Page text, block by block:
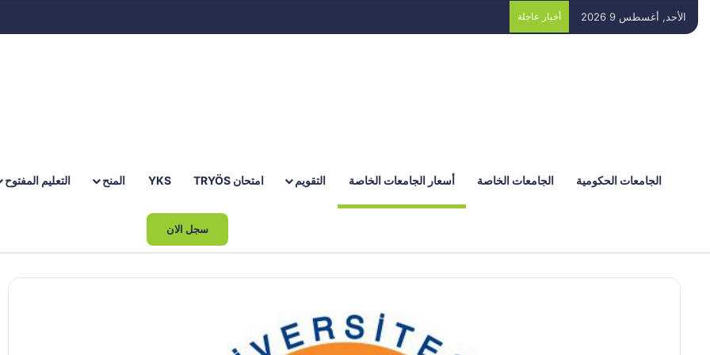
الأحد, أغسطس 9 2026 أخبار عاجلة
الجامعات الحكومية الجامعات الخاصة أسعار الجامعات الخاصة التقويم امتحان TRYÖS YKS المنح التعليم المفتوح
سجل الان